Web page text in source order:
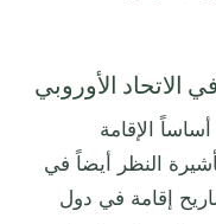
الاتحاد الأوروبي
الإقامة
النظر أيضاً في
إقامة في دول